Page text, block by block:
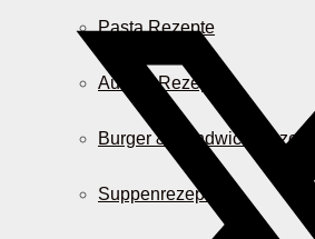
Pasta Rezepte
Auflauf Rezepte
Burger & Sandwich Rezepte
Suppenrezepte